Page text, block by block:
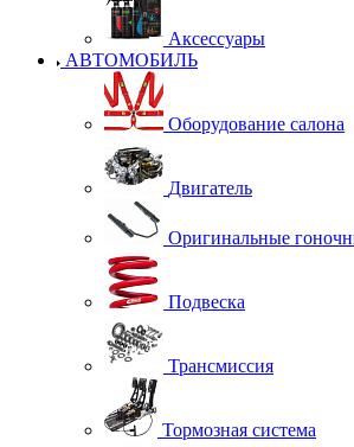
Аксессуары
АВТОМОБИЛЬ
Оборудование салона
Двигатель
Оригинальные
Подвеска
Трансмиссия
Тормозная система